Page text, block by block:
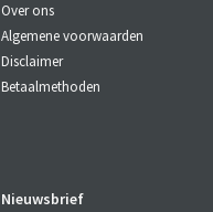
Over ons
Algemene voorwaarden
Disclaimer
Betaalmethoden
Nieuwsbrief